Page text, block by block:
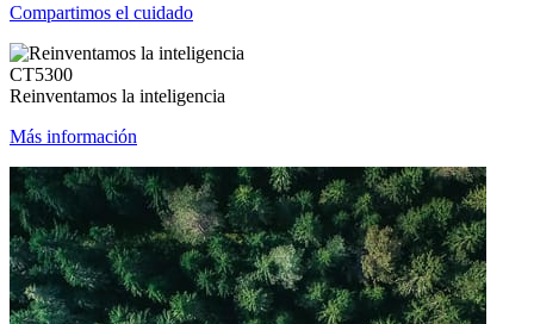
Compartimos el cuidado
CT5300
Reinventamos la inteligencia
Más información